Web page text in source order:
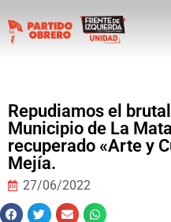
Repudiamos el
Municipio de La
recuperado «Arte y
Mejía.
27/06/2022